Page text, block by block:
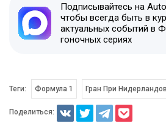
Подписывайтесь на
чтобы всегда быть в
актуальных событий в
гоночных сериях
Теги: Формула 1 Гран При Нидерландов
Поделиться: